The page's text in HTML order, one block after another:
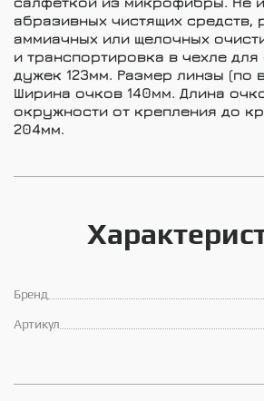
абразивных чистящих средств,
аммиачных или щелочных
и транспортировка в чехле для
дужек 123мм. Размер линзы (по
Ширина очков 140мм. Длина
окружности от крепления до
204мм.
Брeнд
Артикул